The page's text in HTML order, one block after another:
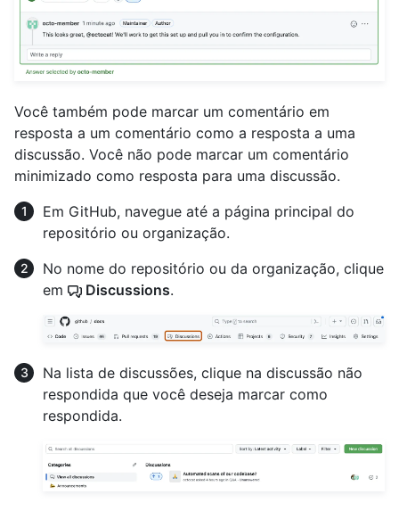
Você também pode marcar um comentário em
resposta a um comentário como a resposta a uma
discussão. Você não pode marcar um comentário
minimizado como resposta para uma discussão.
Em GitHub, navegue até a página principal do
repositório ou organização.
No nome do repositório ou da organização, clique
em
Discussions.
Na lista de discussões, clique na discussão não
respondida que você deseja marcar como
respondida.